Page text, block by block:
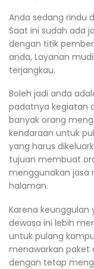
Anda sedang rindu
Saat ini sudah ada
dengan titik
anda, Layanan
terjangkau.
Boleh jadi anda
padatnya kegiatan
banyak orang
kendaraan untuk
yang harus
tujuan membuat
menggunakan jasa
halaman.
Karena keunggulan
dewasa ini lebih
untuk pulang
menawarkan paket
dengan tetap